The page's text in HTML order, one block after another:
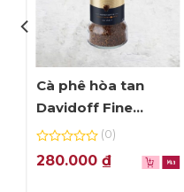
Cà phê hòa tan
Davidoff Fine
Aroma – lọ 100g
0
out
(0)
280.000 ₫